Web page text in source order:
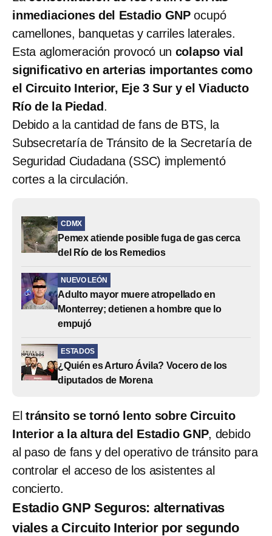
inmediaciones del Estadio GNP ocupó
camellones, banquetas y carriles laterales.
Esta aglomeración provocó un colapso vial
significativo en arterias importantes como
el Circuito Interior, Eje 3 Sur y el Viaducto
Río de la Piedad .
Debido a la cantidad de fans de BTS, la
Subsecretaría de Tránsito de la Secretaría de
Seguridad Ciudadana (SSC) implementó
cortes a la circulación.
CDMX
Pemex atiende posible fuga de gas cerca
del Río de los Remedios
NUEVO LEÓN
Adulto mayor muere atropellado en
Monterrey; detienen a hombre que lo
empujó
ESTADOS
¿Quién es Arturo Ávila? Vocero de los
diputados de Morena
El tránsito se tornó lento sobre Circuito
Interior a la altura del Estadio GNP, debido
al paso de fans y del operativo de tránsito para
controlar el acceso de los asistentes al
concierto.
Estadio GNP Seguros: alternativas
viales a Circuito Interior por segundo